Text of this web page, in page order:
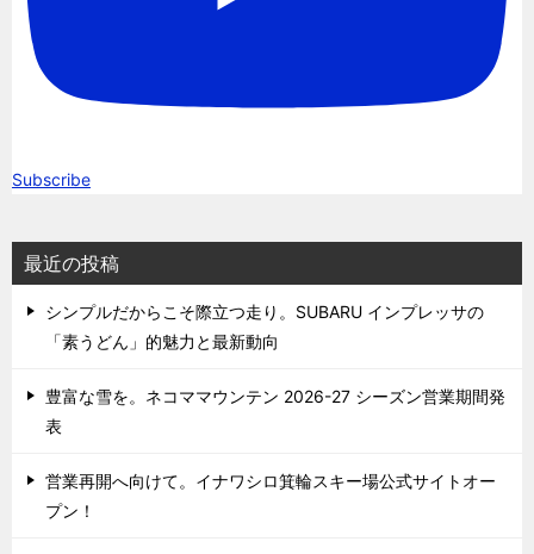
Subscribe
最近の投稿
シンプルだからこそ際立つ走り。SUBARU インプレッサの
「素うどん」的魅力と最新動向
豊富な雪を。ネコママウンテン 2026-27 シーズン営業期間発
表
営業再開へ向けて。イナワシロ箕輪スキー場公式サイトオー
プン！